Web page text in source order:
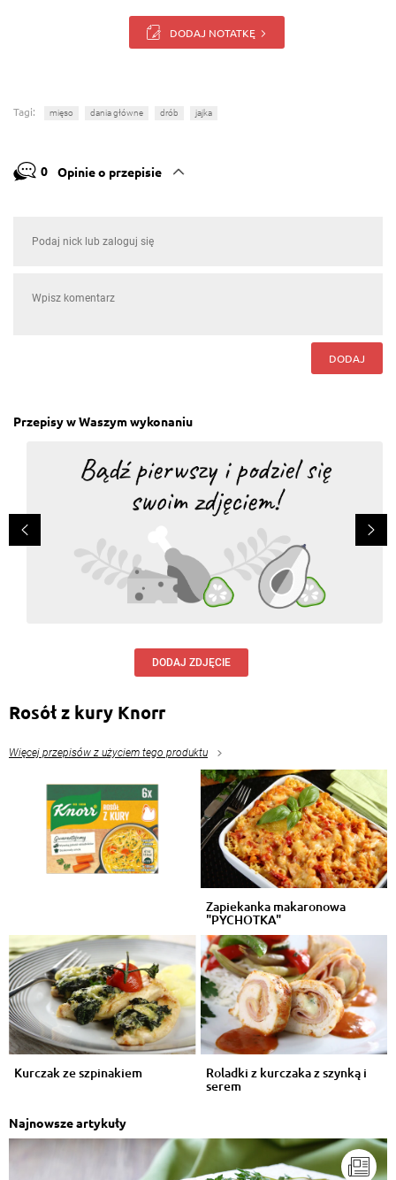
DODAJ NOTATKĘ
Tagi: mięso dania główne drób jajka
0 Opinie o przepisie
DODAJ
Przepisy w Waszym wykonaniu
DODAJ ZDJĘCIE
Rosół z kury Knorr
Więcej przepisów z użyciem tego produktu
Zapiekanka makaronowa
"PYCHOTKA"
Kurczak ze szpinakiem Roladki z kurczaka z szynką i
serem
Najnowsze artykuły